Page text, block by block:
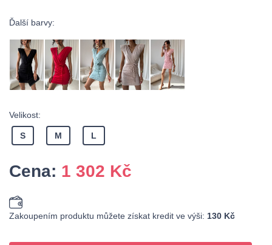
Ďalší barvy:
Velikost:
S M L
Cena: 1 302 Kč
Zakoupením produktu můžete získat kredit ve výši: 130 Kč